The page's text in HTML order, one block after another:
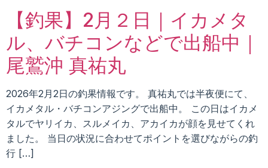
【釣果】2月２日｜イカメタ
ル、バチコンなどで出船中｜
尾鷲沖 真祐丸
2026年2月2日の釣果情報です。 真祐丸では半夜便にて、
イカメタル・バチコンアジングで出船中。 この日はイカメ
タルでヤリイカ、スルメイカ、アカイカが顔を見せてくれ
ました。 当日の状況に合わせてポイントを選びながらの釣
行 […]